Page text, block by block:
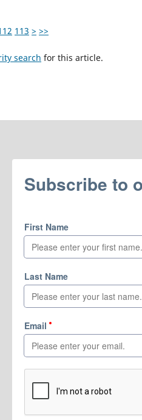
113 > >>
search for this article.